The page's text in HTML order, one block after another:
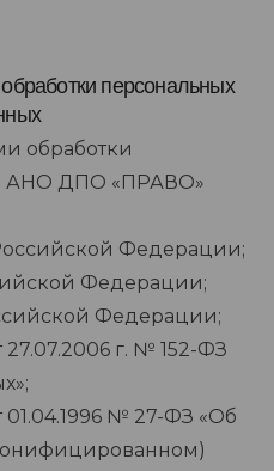
персональных
обработки
АНО ДПО «ПРАВО»
Федерации;
Федерации;
Федерации;
г. № 152-ФЗ
№ 27-ФЗ «Об